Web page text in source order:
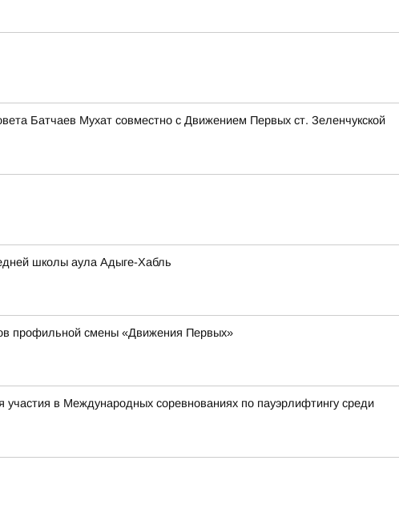
Батчаев Мухат совместно с Движением Первых ст. Зеленчукской
школы аула Адыге-Хабль
профильной смены «Движения Первых»
в Международных соревнованиях по пауэрлифтингу среди